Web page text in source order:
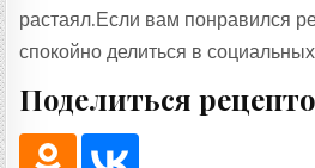
растаял.Если вам понравился
спокойно делиться в
Поделиться